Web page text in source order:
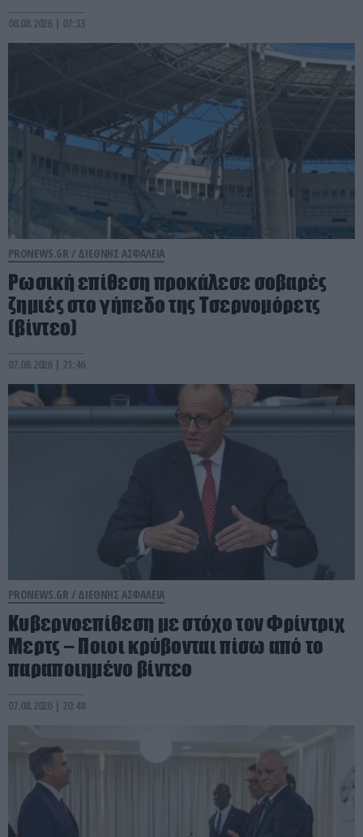
08.08.2026 | 07:33
PRONEWS.GR / ΔΙΕΘΝΗΣ ΑΣΦΑΛΕΙΑ
Ρωσική επίθεση προκάλεσε σοβαρές
ζημιές στο γήπεδο της Τσερνομόρετς
(βίντεο)
07.08.2026 | 21:46
PRONEWS.GR / ΔΙΕΘΝΗΣ ΑΣΦΑΛΕΙΑ
Κυβερνοεπίθεση με στόχο τον Φρίντριχ
Μερτς – Ποιοι κρύβονται πίσω από το
παραποιημένο βίντεο
07.08.2026 | 20:48